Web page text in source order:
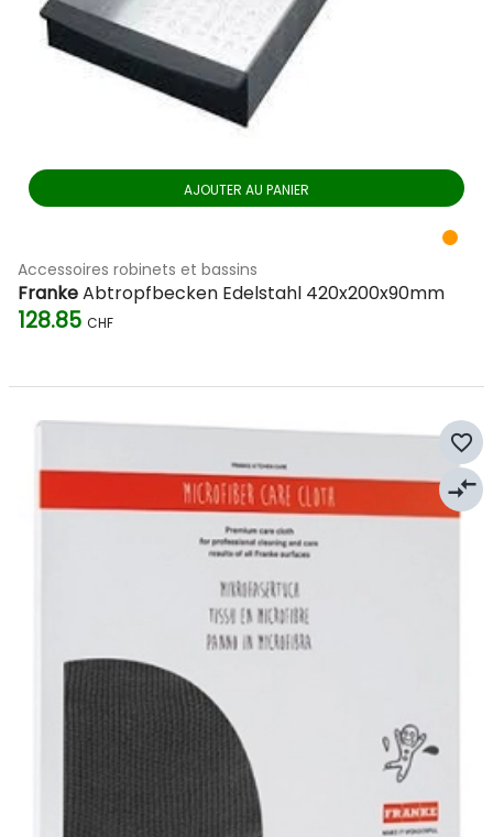
AJOUTER AU PANIER
Accessoires robinets et bassins
FrankeAbtropfbecken Edelstahl 420x200x90mm
128.85 CHF
favorite_border
compare_arrows